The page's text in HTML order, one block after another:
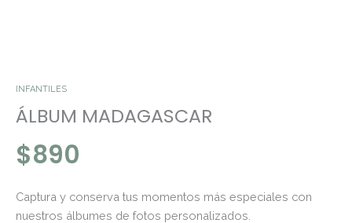
INFANTILES
ÁLBUM MADAGASCAR
$890
Captura y conserva tus momentos más especiales con
nuestros álbumes de fotos personalizados.